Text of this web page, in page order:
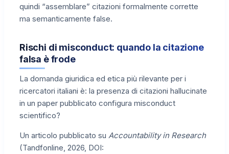
quindi “assemblare” citazioni formalmente corrette
ma semanticamente false.
Rischi di misconduct: quando la citazione
falsa è frode
La domanda giuridica ed etica più rilevante per i
ricercatori italiani è: la presenza di citazioni hallucinate
in un paper pubblicato configura misconduct
scientifico?
Un articolo pubblicato su Accountability in Research
(Tandfonline, 2026, DOI: